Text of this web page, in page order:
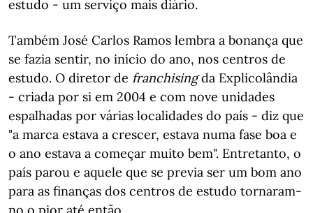
estudo - um serviço mais diário.
Também José Carlos Ramos lembra a bonança que
se fazia sentir, no início do ano, nos centros de
estudo. O diretor de franchisingda Explicolândia
- criada por si em 2004 e com nove unidades
espalhadas por várias localidades do país - diz que
"a marca estava a crescer, estava numa fase boa e
o ano estava a começar muito bem". Entretanto, o
país parou e aquele que se previa ser um bom ano
para as finanças dos centros de estudo tornaram-